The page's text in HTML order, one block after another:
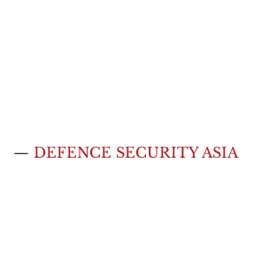
— DEFENCE SECURITY ASIA